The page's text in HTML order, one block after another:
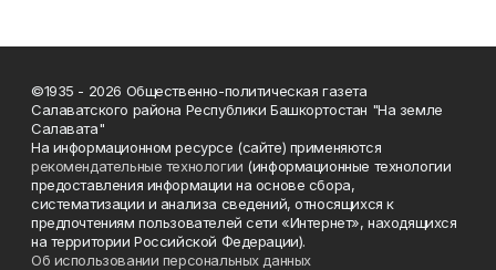
©1935 - 2026 Общественно-политическая газета
Салаватского района Республики Башкортостан "На земле
Салавата"
На информационном ресурсе (сайте) применяются
рекомендательные технологии (информационные технологии
предоставления информации на основе сбора,
систематизации и анализа сведений, относящихся к
предпочтениям пользователей сети «Интернет», находящихся
на территории Российской Федерации).
Об использовании персональных данных